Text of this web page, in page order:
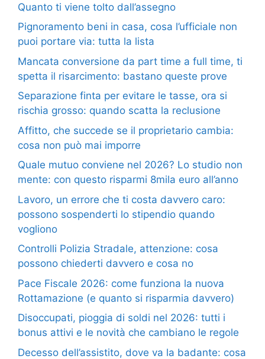
Quanto ti viene tolto dall’assegno
Pignoramento beni in casa, cosa l’ufficiale non
puoi portare via: tutta la lista
Mancata conversione da part time a full time, ti
spetta il risarcimento: bastano queste prove
Separazione finta per evitare le tasse, ora si
rischia grosso: quando scatta la reclusione
Affitto, che succede se il proprietario cambia:
cosa non può mai imporre
Quale mutuo conviene nel 2026? Lo studio non
mente: con questo risparmi 8mila euro all’anno
Lavoro, un errore che ti costa davvero caro:
possono sospenderti lo stipendio quando
vogliono
Controlli Polizia Stradale, attenzione: cosa
possono chiederti davvero e cosa no
Pace Fiscale 2026: come funziona la nuova
Rottamazione (e quanto si risparmia davvero)
Disoccupati, pioggia di soldi nel 2026: tutti i
bonus attivi e le novità che cambiano le regole
Decesso dell’assistito, dove va la badante: cosa